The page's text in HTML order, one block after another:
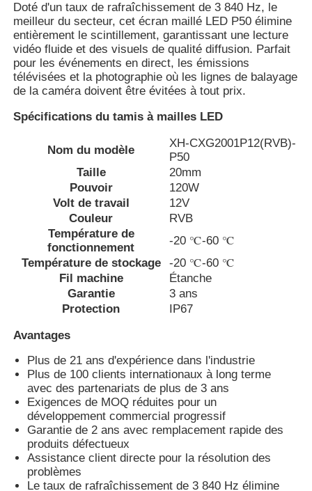
Nouvelles
Tous les cas
Écran de maillage LED
Affichage en maille LED
Écran de film transparent LED
Affichage LED transparent
Écran à LED holographique
Écran de calandre LED
Écran d'affichage transparent
Doté d'un taux de rafraîchissement de 3 840 Hz, le
meilleur du secteur, cet écran maillé LED P50 élimine
entièrement le scintillement, garantissant une lecture
vidéo fluide et des visuels de qualité diffusion. Parfait
pour les événements en direct, les émissions
télévisées et la photographie où les lignes de balayage
de la caméra doivent être évitées à tout prix.
Spécifications du tamis à mailles LED
Nom du modèle
XH-CXG2001P12(RVB)-
P50
Taille
20mm
Pouvoir
120W
Volt de travail
12V
Couleur
RVB
Température de
fonctionnement
-20 ℃-60 ℃
Température de stockage
-20 ℃-60 ℃
Fil machine
Étanche
Garantie
3 ans
Protection
IP67
Avantages
Plus de 21 ans d'expérience dans l'industrie
Plus de 100 clients internationaux à long terme
avec des partenariats de plus de 3 ans
Exigences de MOQ réduites pour un
développement commercial progressif
Garantie de 2 ans avec remplacement rapide des
produits défectueux
Assistance client directe pour la résolution des
problèmes
Le taux de rafraîchissement de 3 840 Hz élimine